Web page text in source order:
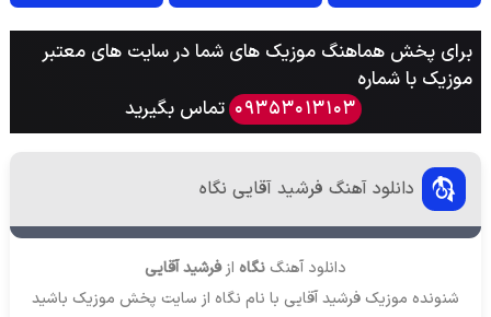
برای پخش هماهنگ موزیک های شما در سایت های معتبر
موزیک با شماره
09353013103 تماس بگیرید
دانلود آهنگ فرشید آقایی نگاه
دانلود آهنگ نگاه ازفرشید آقایی
شنونده موزیک فرشید آقایی با نام نگاه از سایت پخش موزیک باشید